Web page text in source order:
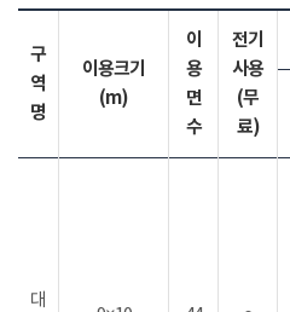
구
역
명
이용크기
(m)
이
용
면
수
전기
사용
(무
료)
대